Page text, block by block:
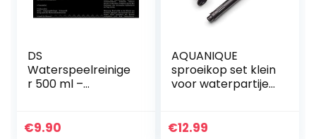
DS
Waterspeelreinige
r 500 ml –
kamerfontein
€9.90
AQUANIQUE
sproeikop set klein
voor waterpartijen
sproeiers voor
€12.99